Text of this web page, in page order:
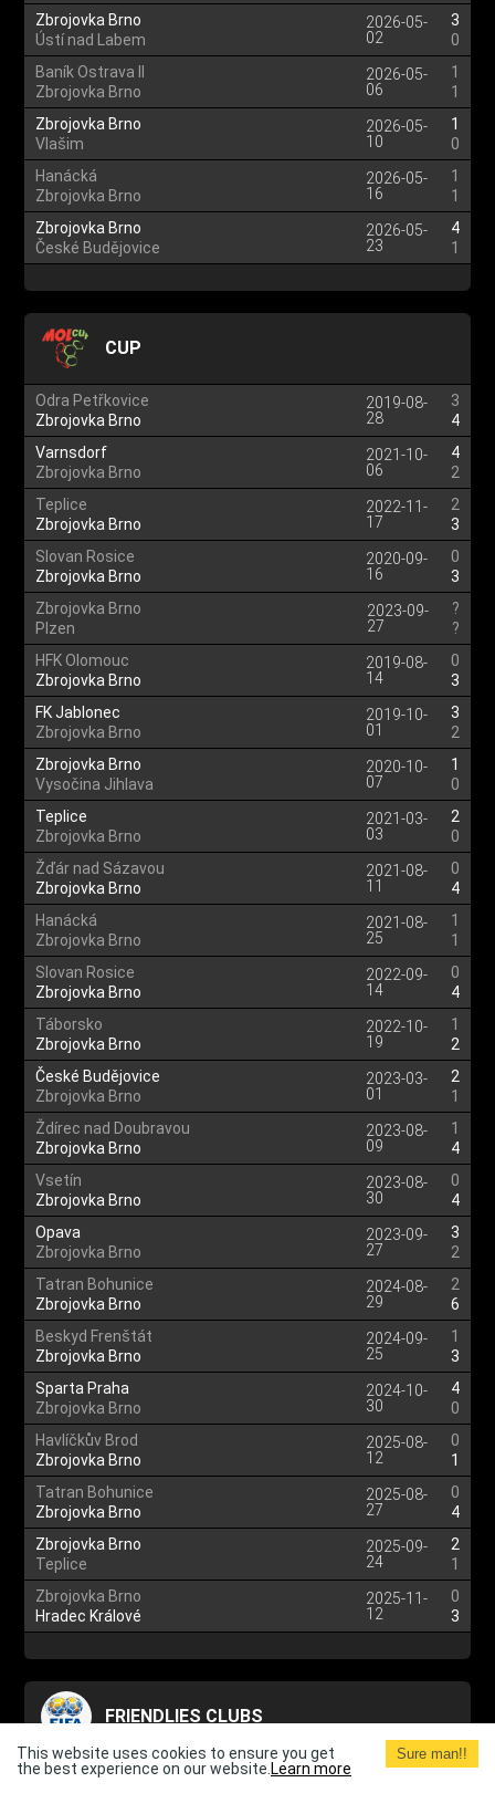
Zbrojovka Brno
Ústí nad Labem
2026-05-
02
3
0
Baník Ostrava II
Zbrojovka Brno
2026-05-
06
1
1
Zbrojovka Brno
Vlašim
2026-05-
10
1
0
Hanácká
Zbrojovka Brno
2026-05-
16
1
1
Zbrojovka Brno
České Budějovice
2026-05-
23
4
1
CUP
Odra Petřkovice
Zbrojovka Brno
2019-08-
28
3
4
Varnsdorf
Zbrojovka Brno
2021-10-
06
4
2
Teplice
Zbrojovka Brno
2022-11-
17
2
3
Slovan Rosice
Zbrojovka Brno
2020-09-
16
0
3
Zbrojovka Brno
Plzen
2023-09-
27
?
?
HFK Olomouc
Zbrojovka Brno
2019-08-
14
0
3
FK Jablonec
Zbrojovka Brno
2019-10-
01
3
2
Zbrojovka Brno
Vysočina Jihlava
2020-10-
07
1
0
Teplice
Zbrojovka Brno
2021-03-
03
2
0
Žďár nad Sázavou
Zbrojovka Brno
2021-08-
11
0
4
Hanácká
Zbrojovka Brno
2021-08-
25
1
1
Slovan Rosice
Zbrojovka Brno
2022-09-
14
0
4
Táborsko
Zbrojovka Brno
2022-10-
19
1
2
České Budějovice
Zbrojovka Brno
2023-03-
01
2
1
Ždírec nad Doubravou
Zbrojovka Brno
2023-08-
09
1
4
Vsetín
Zbrojovka Brno
2023-08-
30
0
4
Opava
Zbrojovka Brno
2023-09-
27
3
2
Tatran Bohunice
Zbrojovka Brno
2024-08-
29
2
6
Beskyd Frenštát
Zbrojovka Brno
2024-09-
25
1
3
Sparta Praha
Zbrojovka Brno
2024-10-
30
4
0
Havlíčkův Brod
Zbrojovka Brno
2025-08-
12
0
1
Tatran Bohunice
Zbrojovka Brno
2025-08-
27
0
4
Zbrojovka Brno
Teplice
2025-09-
24
2
1
Zbrojovka Brno
Hradec Králové
2025-11-
12
0
3
FRIENDLIES CLUBS
Blansko
2020-08-
?
This website uses cookies to ensure you get
the best experience on our website. Learn more
Sure man!!